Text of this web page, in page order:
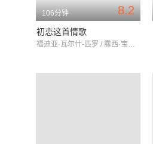
8.2
106分钟
初恋这首情歌
福迪亚·瓦尔什-匹罗 / 露西·宝通 / 杰克·莱诺